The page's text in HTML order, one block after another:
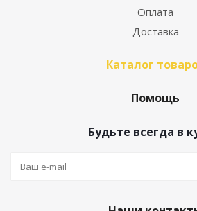
Оплата
Доставка
Каталог
Помощь
Будьте всегда в